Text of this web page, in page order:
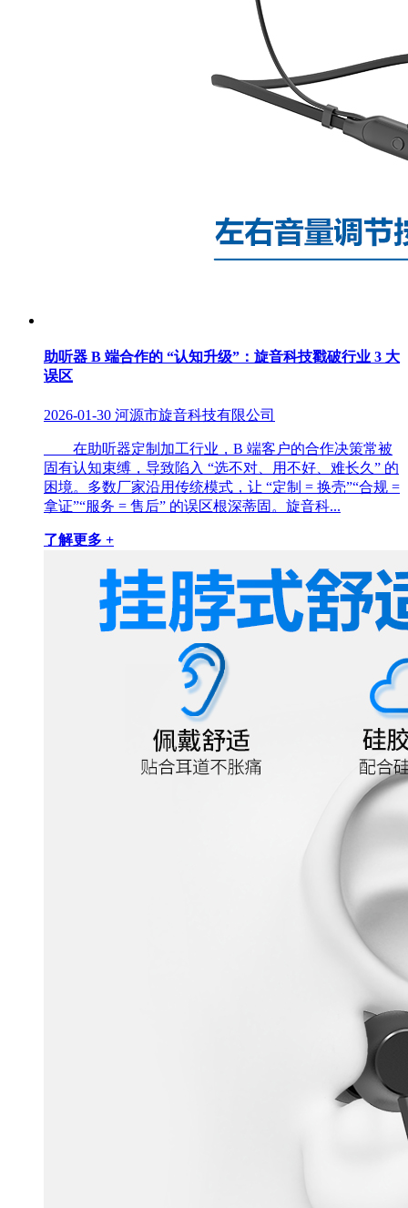
助听器 B 端合作的 “认知升级”：旋音科技戳破行业 3 大
误区
2026-01-30 河源市旋音科技有限公司
在助听器定制加工行业，B 端客户的合作决策常被
固有认知束缚，导致陷入 “选不对、用不好、难长久” 的
困境。多数厂家沿用传统模式，让 “定制 = 换壳”“合规 =
拿证”“服务 = 售后” 的误区根深蒂固。旋音科...
了解更多 +